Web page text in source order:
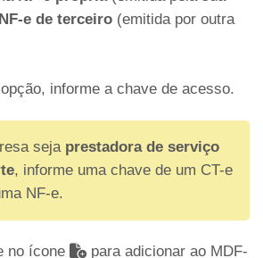
e de terceiro (emitida por outra
informe a chave de acesso.
seja prestadora de serviço
, informe uma chave de um CT-e
NF-e.
no ícone
para adicionar ao MDF-